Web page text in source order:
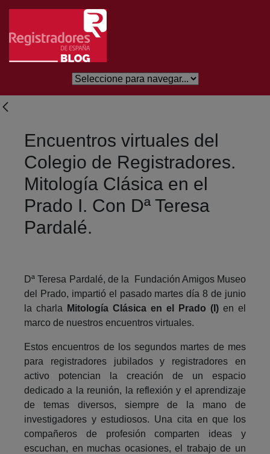
Saltar al contenido principal
Encuentros virtuales del
Colegio de Registradores.
Mitología Clásica en el
Prado I. Con Dª Teresa
Pardalé.
Dª Teresa Pardalé, de la Fundación Amigos Museo
del Prado, impartió el pasado martes día 8 de junio
la charla
Mitología Clásica en el Prado (I) en el
marco de nuestros encuentros virtuales.
Estos encuentros de los segundos martes de mes
para registradores jubilados y registradores en
activo potencian la creación de un espacio
dedicado a la reunión, la reflexión y el aprendizaje
de temas diversos, siempre de la mano de
investigadores y estudiosos. Una cita en que los
compañeros de profesión comparten ideas y
escuchan, en muchas ocasiones, el trabajo de un